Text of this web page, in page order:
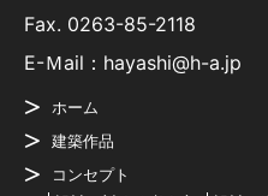
Fax. 0263-85-2118
E-Ｍail：hayashi@h-a.jp
ホーム
建築作品
コンセプト